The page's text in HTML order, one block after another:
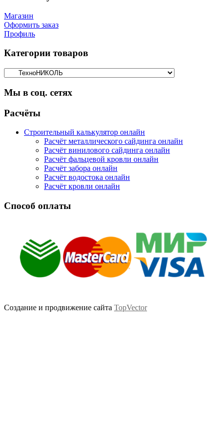
Магазин
Оформить заказ
Профиль
Категории товаров
Мы в соц. сетях
Facebook
Twitter
Google
Instagram
Расчёты
Строительный калькулятор онлайн
Расчёт металлического сайдинга онлайн
Расчёт винилового сайдинга онлайн
Расчёт фальцевой кровли онлайн
Расчёт забора онлайн
Расчёт водостока онлайн
Расчёт кровли онлайн
Способ оплаты
Создание и продвижение сайта TopVector